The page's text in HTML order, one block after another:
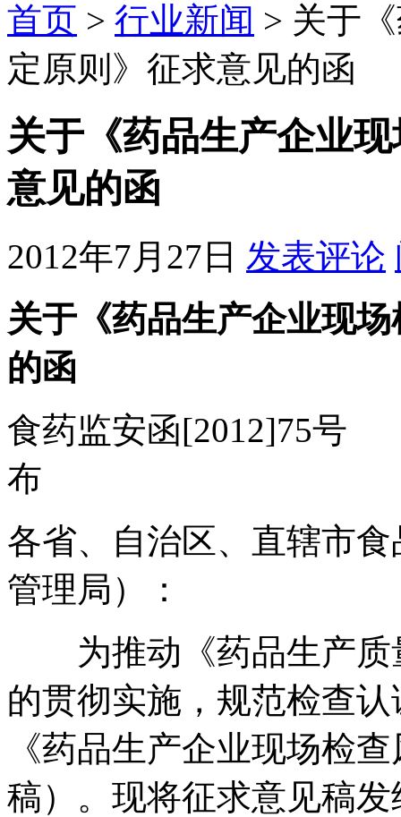
首页 > 行业新闻 > 关于
定原则》征求意见的函
关于《药品生产企业
意见的函
2012年7月27日 发表评论
关于《药品生产企业现
的函
食药监安函
布
各省、自治区、直辖市
管理局）：
为推动《药品生产质
的贯彻实施，规范检查
《药品生产企业现场检
稿）。现将征求意见稿